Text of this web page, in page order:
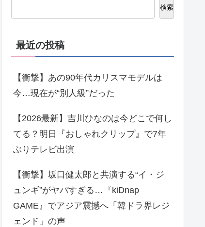
検索
最近の投稿
【衝撃】あの90年代カリスマモデルは
今…現在が“別人級”だった
【2026最新】吉川ひなのは今どこで何し
てる？明日『おしゃれクリップ』で7年
ぶりテレビ出演
【衝撃】坂口健太郎と共演する“イ・ジ
ュンギ”がヤバすぎる…『kiDnap
GAME』でアジア震撼へ「韓ドラ界レジ
ェンド」の声